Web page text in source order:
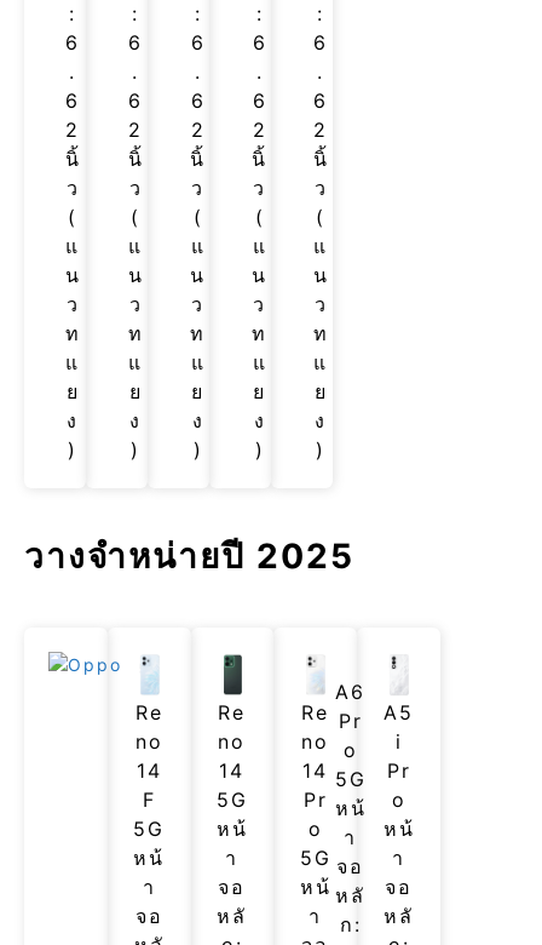
:
6
.
6
2
นิ้
ว
(
แ
น
ว
ท
แ
ย
ง
)
:
6
.
6
2
นิ้
ว
(
แ
น
ว
ท
แ
ย
ง
)
:
6
.
6
2
นิ้
ว
(
แ
น
ว
ท
แ
ย
ง
)
:
6
.
6
2
นิ้
ว
(
แ
น
ว
ท
แ
ย
ง
)
:
6
.
6
2
นิ้
ว
(
แ
น
ว
ท
แ
ย
ง
)
วางจำหน่ายปี 2025
A6
Pr
o
5G
หน้
า
จอ
หลั
ก:
Re
no
14
F
5G
หน้
า
จอ
Re
no
14
5G
หน้
า
จอ
หลั
Re
no
14
Pr
o
5G
หน้
า
A5
i
Pr
o
หน้
า
จอ
หลั